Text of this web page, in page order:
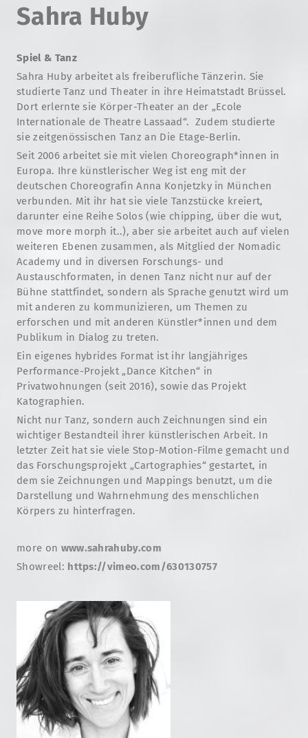
Sahra Huby
Spiel & Tanz
Sahra Huby arbeitet als freiberufliche Tänzerin. Sie
studierte Tanz und Theater in ihre Heimatstadt Brüssel.
Dort erlernte sie Körper-Theater an der „Ecole
Internationale de Theatre Lassaad“. Zudem studierte
sie zeitgenössischen Tanz an Die Etage-Berlin.
Seit 2006 arbeitet sie mit vielen Choreograph*innen in
Europa. Ihre künstlerischer Weg ist eng mit der
deutschen Choreografin Anna Konjetzky in München
verbunden. Mit ihr hat sie viele Tanzstücke kreiert,
darunter eine Reihe Solos (wie chipping, über die wut,
move more morph it..), aber sie arbeitet auch auf vielen
weiteren Ebenen zusammen, als Mitglied der Nomadic
Academy und in diversen Forschungs- und
Austauschformaten, in denen Tanz nicht nur auf der
Bühne stattfindet, sondern als Sprache genutzt wird um
mit anderen zu kommunizieren, um Themen zu
erforschen und mit anderen Künstler*innen und dem
Publikum in Dialog zu treten.
Ein eigenes hybrides Format ist ihr langjähriges
Performance-Projekt „Dance Kitchen“ in
Privatwohnungen (seit 2016), sowie das Projekt
Katographien.
Nicht nur Tanz, sondern auch Zeichnungen sind ein
wichtiger Bestandteil ihrer künstlerischen Arbeit. In
letzter Zeit hat sie viele Stop-Motion-Filme gemacht und
das Forschungsprojekt „Cartographies“ gestartet, in
dem sie Zeichnungen und Mappings benutzt, um die
Darstellung und Wahrnehmung des menschlichen
Körpers zu hinterfragen.
more on www.sahrahuby.com
Showreel: https://vimeo.com/630130757